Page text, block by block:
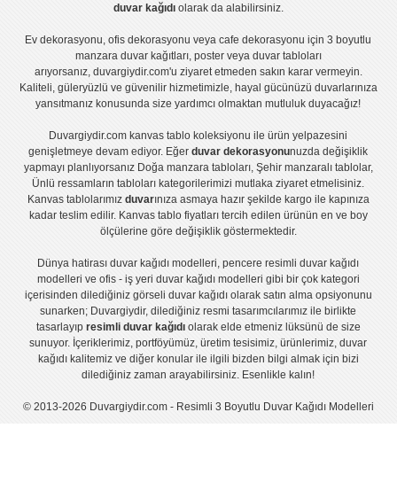
duvar kağıdıolarak da alabilirsiniz.
Ev dekorasyonu,ofis dekorasyonu veyacafe dekorasyonu için3 boyutlu
manzara duvar kağıtları, posterveya duvar tabloları
arıyorsanız, duvargiydir.com'u ziyaret etmeden sakın karar vermeyin.
Kaliteli, güleryüzlü ve güvenilir hizmetimizle, hayal gücünüzü duvarlarınıza
yansıtmanız konusunda size yardımcı olmaktan mutluluk duyacağız!
Duvargiydir.com kanvas tablo koleksiyonu ile ürün yelpazesini
genişletmeye devam ediyor. Eğerduvar dekorasyonunuzda değişiklik
yapmayı planlıyorsanız Doğa manzara tabloları, Şehir manzaralı tablolar,
Ünlü ressamların tabloları kategorilerimizi mutlaka ziyaret etmelisiniz.
Kanvas tablolarımız duvarınıza asmaya hazır şekilde kargo ile kapınıza
kadar teslim edilir. Kanvas tablo fiyatlarıtercih edilen ürünün en ve boy
ölçülerine göre değişiklik göstermektedir.
Dünya hatirası duvar kağıdı modelleri,pencere resimli duvar kağıdı
modelleri ve ofis - iş yeri duvar kağıdı modelleri gibi bir çok kategori
içerisinden dilediğiniz görseli duvar kağıdı olarak satın alma opsiyonunu
sunarken; Duvargiydir, dilediğiniz resmi tasarımcılarımız ile birlikte
tasarlayıp resimli duvar kağıdıolarak elde etmeniz lüksünü de size
sunuyor. İçeriklerimiz, portföyümüz, üretim tesisimiz, ürünlerimiz, duvar
kağıdı kalitemiz ve diğer konular ile ilgili bizden bilgi almak için bizi
dilediğiniz zaman arayabilirsiniz. Esenlikle kalın!
© 2013-2026 Duvargiydir.com - Resimli 3 Boyutlu Duvar Kağıdı Modelleri